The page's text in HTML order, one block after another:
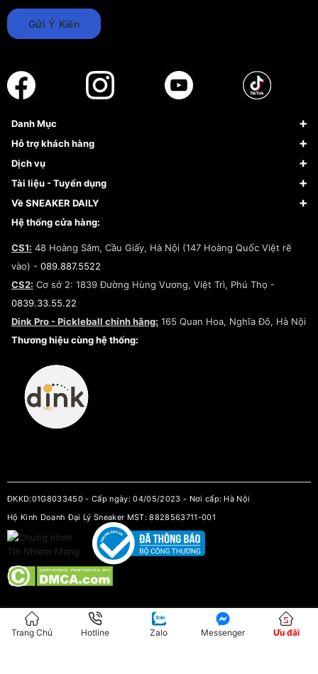
Gửi Ý Kiến
Danh Mục
Sneaker
Giày Bóng Rổ
Giày Nike
Giày Adidas
Giày Peak
Hỗ trợ khách hàng
FAQs & Help
Về Fundiin
Hướng dẫn thanh toán trả sau qua Fundiin
Chính sách đổi trả/Hoàn tiền
Chính sách bảo hành
Chính sách thanh toán
Điều khoản dịch vụ
Chính sách bảo mật
Kiểm tra tình trạng đơn hàng
Dịch vụ
Tạp chí
Dịch vụ ký gửi
Tài liệu - Tuyển dụng
Đăng ký bản quyền
Tuyển dụng
Về SNEAKER DAILY
Câu chuyện về SNEAKER DAILY
Cam kết mua sắm
Hệ thống cửa hàng:
CS1: 48 Hoàng Sâm, Cầu Giấy, Hà Nội (147 Hoàng Quốc Việt rẽ
vào) - 089.887.5522
CS2: Cơ sở 2: 1839 Đường Hùng Vương, Việt Trì, Phú Thọ -
0839.33.55.22
Dink Pro - Pickleball chính hãng: 165 Quan Hoa, Nghĩa Đô, Hà Nội
Thương hiệu cùng hệ thống:
ĐKKD:01G8033450 - Cấp ngày: 04/05/2023 - Nơi cấp: Hà Nội
Hộ Kinh Doanh Đại Lý Sneaker MST: 8828563711-001
Trang Chủ Hotline Zalo Messenger Ưu đãi